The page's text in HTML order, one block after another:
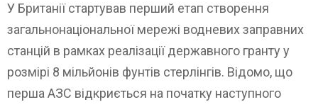
У Британії стартував перший етап створення
загальнонаціональної мережі водневих заправних
станцій в рамках реалізації державного гранту у
розмірі 8 мільйонів фунтів стерлінгів. Відомо, що
перша АЗС відкриється на початку наступного